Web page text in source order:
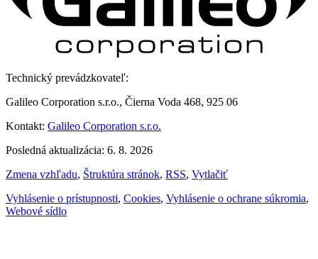
Technický prevádzkovateľ:
Galileo Corporation s.r.o., Čierna Voda 468, 925 06
Kontakt: Galileo Corporation s.r.o.
Posledná aktualizácia: 6. 8. 2026
Zmena vzhľadu, Štruktúra stránok, RSS, Vytlačiť
Vyhlásenie o prístupnosti, Cookies, Vyhlásenie o ochrane súkromia,
Webové sídlo